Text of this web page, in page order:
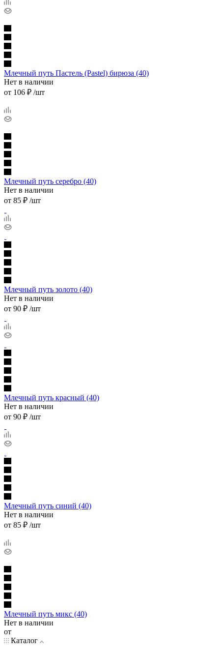
Млечный путь Пастель (Pastel) бирюза (40)
Нет в наличии
от 106 ₽ /шт
Млечный путь серебро (40)
Нет в наличии
от 85 ₽ /шт
Млечный путь золото (40)
Нет в наличии
от 90 ₽ /шт
Млечный путь красный (40)
Нет в наличии
от 90 ₽ /шт
Млечный путь синий (40)
Нет в наличии
от 85 ₽ /шт
Млечный путь микс (40)
Нет в наличии
от
Каталог